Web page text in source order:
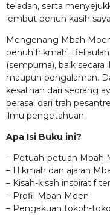
teladan, serta
lembut penuh kasih
Mengenang Mbah
penuh hikmah.
(sempurna), baik
maupun pengalaman.
kesalihan dari seorang
berasal dari trah
ilmu pengetahuan.
Apa Isi Buku ini?
– Petuah-petuah Mbah
– Hikmah dan ajaran
– Kisah-kisah inspiratif
– Profil Mbah Moen
– Pengakuan tokoh-